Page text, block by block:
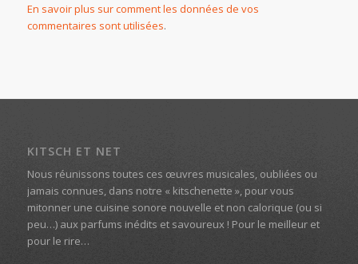
En savoir plus sur comment les données de vos
commentaires sont utilisées.
KITSCH ET NET
Nous réunissons toutes ces œuvres musicales, oubliées ou
jamais connues, dans notre « kitschenette », pour vous
mitonner une cuisine sonore nouvelle et non calorique (ou si
peu…) aux parfums inédits et savoureux ! Pour le meilleur et
pour le rire…